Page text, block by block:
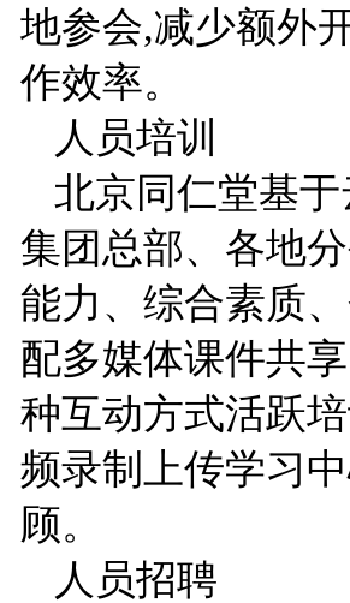
地参会,减少额外
作效率。
人员培训
北京同仁堂基
集团总部、各地
能力、综合素质
配多媒体课件共
种互动方式活跃
频录制上传学习
顾。
人员招聘